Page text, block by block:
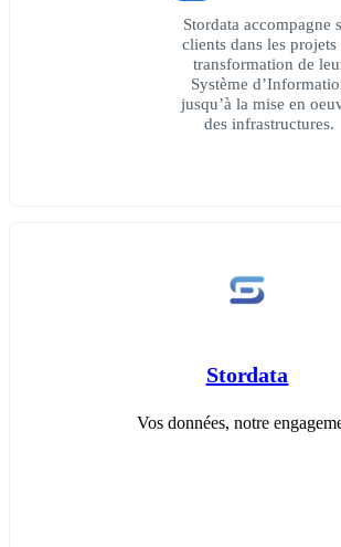
Stordata accompagne
clients dans les projets
transformation de
Système
jusqu’à la mise en
des infrastructures.
Stordata
Vos données, notre